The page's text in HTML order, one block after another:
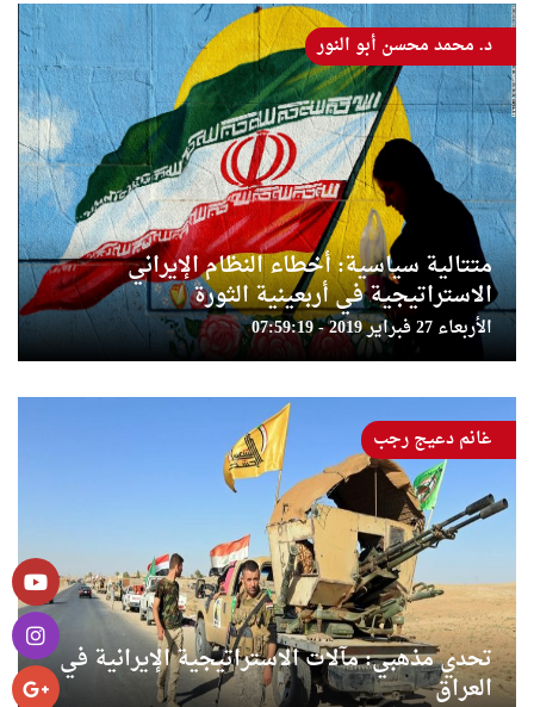
متتالية سياسية: أخطاء النظام الإيراني
الاستراتيجية في أربعينية الثورة
الأربعاء 27 فبراير 2019 - 07:59:19
د. محمد محسن أبو النور
تحدي مذهبي: مآلات الاستراتيجية الإيرانية في
العراق
غانم دعيج رجب